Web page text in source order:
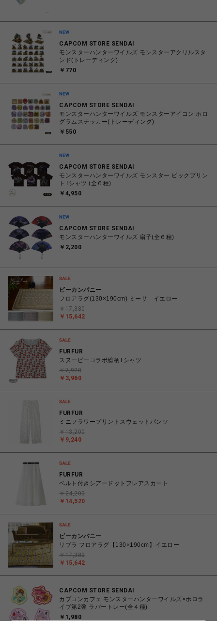
CAPCOM STORE SENDAI
モンスターハンターワイルズ モンスターアクリルスタ
ンド(トレーディング)
￥770
CAPCOM STORE SENDAI
モンスターハンターワイルズ モンスターアイコン ホロ
グラムステッカー(トレーディング)
￥550
CAPCOM STORE SENDAI
モンスターハンターワイルズ モンスター ビックプリン
トTシャツ (全６種)
￥4,950
CAPCOM STORE SENDAI
モンスターハンターワイルズ 扇子(全６種)
￥2,200
ビーカンパニー
フロアラグ(130×190cm) ミーサ イエロー
￥15,642
￥17,380
FURFUR
スヌーピーコラボ総柄Tシャツ
￥3,960
￥7,920
FURFUR
ミニフラワープリントスウェットパンツ
￥9,240
￥13,200
FURFUR
ベルト付きシアードットフレアスカート
￥14,520
￥24,200
ビーカンパニー
リブラ フロアラグ【130×190cm】イエロー
￥15,642
￥17,380
CAPCOM STORE SENDAI
カプコンカフェ モンスターハンターワイルズ×ホロラ
イブ第2弾 ラバートレー(全４種)
￥1,980